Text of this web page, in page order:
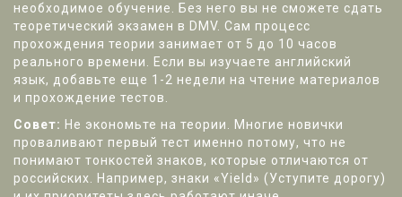
необходимое обучение. Без него вы не сможете сдать
теоретический экзамен в DMV. Сам процесс
прохождения теории занимает от 5 до 10 часов
реального времени. Если вы изучаете английский
язык, добавьте еще 1-2 недели на чтение материалов
и прохождение тестов.
Совет: Не экономьте на теории. Многие новички
проваливают первый тест именно потому, что не
понимают тонкостей знаков, которые отличаются от
российских. Например, знаки «Yield» (Уступите дорогу)